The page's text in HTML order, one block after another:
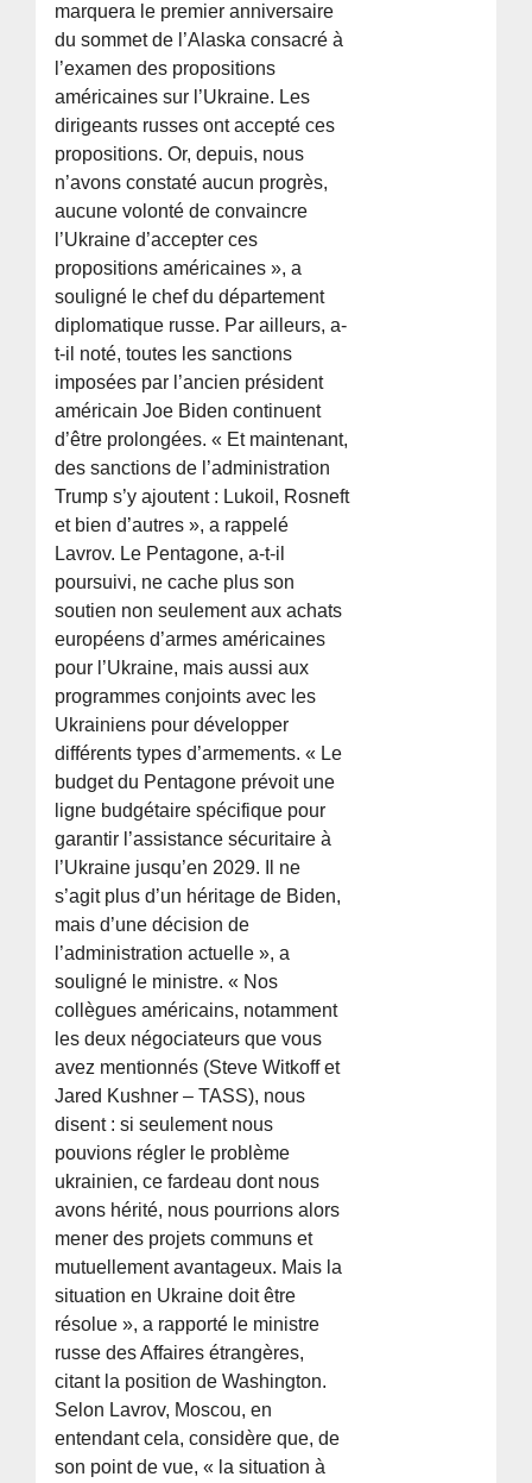
marquera le premier anniversaire
du sommet de l’Alaska consacré à
l’examen des propositions
américaines sur l’Ukraine. Les
dirigeants russes ont accepté ces
propositions. Or, depuis, nous
n’avons constaté aucun progrès,
aucune volonté de convaincre
l’Ukraine d’accepter ces
propositions américaines », a
souligné le chef du département
diplomatique russe. Par ailleurs, a-
t-il noté, toutes les sanctions
imposées par l’ancien président
américain Joe Biden continuent
d’être prolongées. « Et maintenant,
des sanctions de l’administration
Trump s’y ajoutent : Lukoil, Rosneft
et bien d’autres », a rappelé
Lavrov. Le Pentagone, a-t-il
poursuivi, ne cache plus son
soutien non seulement aux achats
européens d’armes américaines
pour l’Ukraine, mais aussi aux
programmes conjoints avec les
Ukrainiens pour développer
différents types d’armements. « Le
budget du Pentagone prévoit une
ligne budgétaire spécifique pour
garantir l’assistance sécuritaire à
l’Ukraine jusqu’en 2029. Il ne
s’agit plus d’un héritage de Biden,
mais d’une décision de
l’administration actuelle », a
souligné le ministre. « Nos
collègues américains, notamment
les deux négociateurs que vous
avez mentionnés (Steve Witkoff et
Jared Kushner – TASS), nous
disent : si seulement nous
pouvions régler le problème
ukrainien, ce fardeau dont nous
avons hérité, nous pourrions alors
mener des projets communs et
mutuellement avantageux. Mais la
situation en Ukraine doit être
résolue », a rapporté le ministre
russe des Affaires étrangères,
citant la position de Washington.
Selon Lavrov, Moscou, en
entendant cela, considère que, de
son point de vue, « la situation à